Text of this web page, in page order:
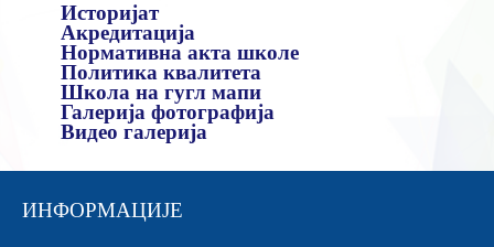
Историјат
Акредитација
Нормативна акта школе
Политика квалитета
Школа на гугл мапи
Галерија фотографија
Видео галерија
ИНФОРМАЦИЈЕ